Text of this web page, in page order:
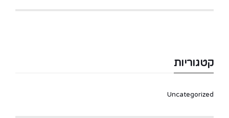
קטגוריות
Uncategorized